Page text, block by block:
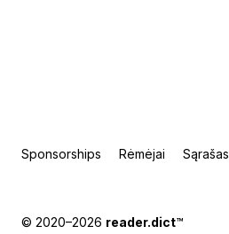
Sponsorships Rėmėjai Sąrašas
© 2020–2026 reader.dict™